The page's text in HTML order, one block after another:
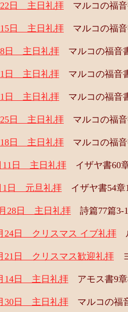
22日 主日礼拝 マルコの福音
15日 主日礼拝 マルコの福音
8日 主日礼拝 マルコの福音
1日 主日礼拝 マルコの福音
1日 主日礼拝 マルコの福音
25日 主日礼拝 マルコの福音
18日 主日礼拝 マルコの福音
11日 主日礼拝 イザヤ書60
1日 元旦礼拝 イザヤ書54章
28日 主日礼拝 詩篇77篇3-
24日 クリスマス イブ礼拝
21日 クリスマス歓迎礼拝
14日 主日礼拝 アモス書9章
30日 主日礼拝 マルコの福